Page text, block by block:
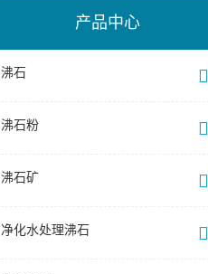
产品中心
沸石
沸石粉
沸石矿
净化水处理沸石